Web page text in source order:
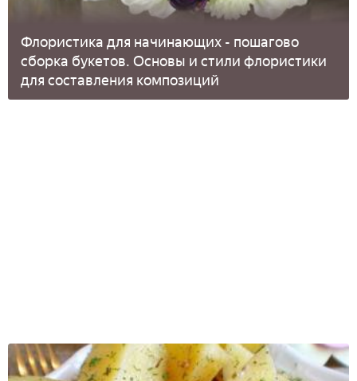
Флористика для начинающих - пошагово
сборка букетов. Основы и стили флористики
для составления композиций